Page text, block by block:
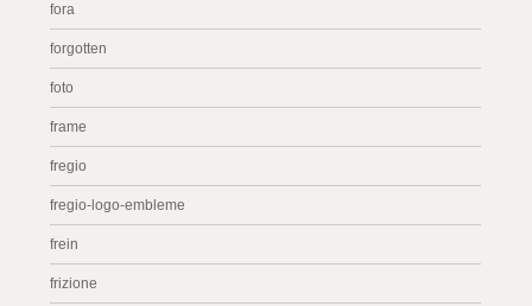
fora
forgotten
foto
frame
fregio
fregio-logo-embleme
frein
frizione